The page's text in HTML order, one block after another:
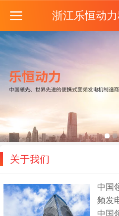
浙江乐恒动
关于我们
中国
频发
中国